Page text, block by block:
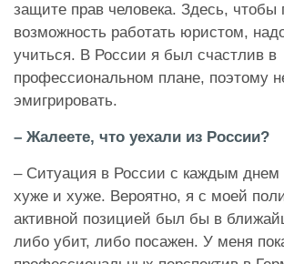
защите прав человека. Здесь, чтобы
возможность работать юристом,
учиться. В России я был счастлив в
профессиональном плане, поэтому
эмигрировать.
– Жалеете, что уехали из России?
– Ситуация в России с каждым днем
хуже и хуже. Вероятно, я с моей
активной позицией был бы в
либо убит, либо посажен. У меня